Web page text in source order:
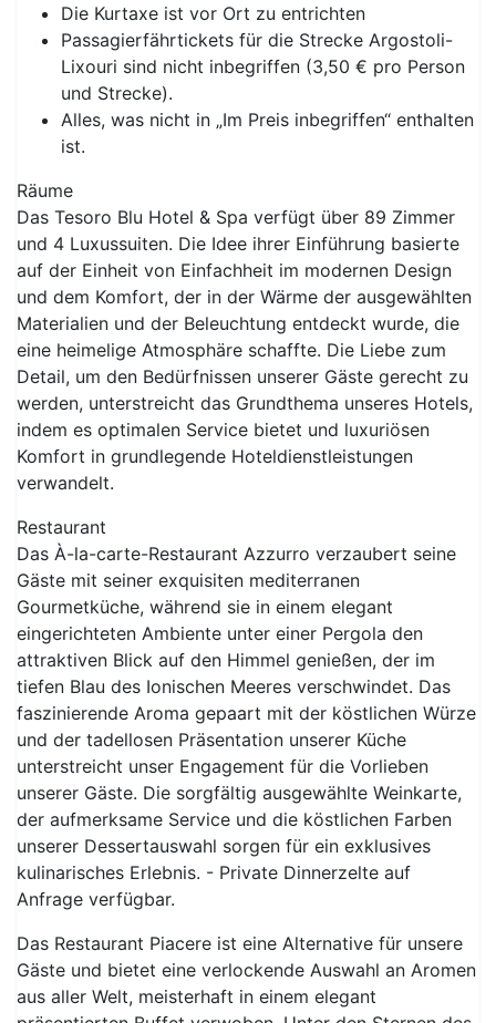
Die Kurtaxe ist vor Ort zu entrichten
Passagierfährtickets für die Strecke Argostoli-
Lixouri sind nicht inbegriffen (3,50 € pro Person
und Strecke).
Alles, was nicht in „Im Preis inbegriffen“ enthalten
ist.
Räume
Das Tesoro Blu Hotel & Spa verfügt über 89 Zimmer
und 4 Luxussuiten. Die Idee ihrer Einführung basierte
auf der Einheit von Einfachheit im modernen Design
und dem Komfort, der in der Wärme der ausgewählten
Materialien und der Beleuchtung entdeckt wurde, die
eine heimelige Atmosphäre schaffte. Die Liebe zum
Detail, um den Bedürfnissen unserer Gäste gerecht zu
werden, unterstreicht das Grundthema unseres Hotels,
indem es optimalen Service bietet und luxuriösen
Komfort in grundlegende Hoteldienstleistungen
verwandelt.
Restaurant
Das À-la-carte-Restaurant Azzurro verzaubert seine
Gäste mit seiner exquisiten mediterranen
Gourmetküche, während sie in einem elegant
eingerichteten Ambiente unter einer Pergola den
attraktiven Blick auf den Himmel genießen, der im
tiefen Blau des Ionischen Meeres verschwindet. Das
faszinierende Aroma gepaart mit der köstlichen Würze
und der tadellosen Präsentation unserer Küche
unterstreicht unser Engagement für die Vorlieben
unserer Gäste. Die sorgfältig ausgewählte Weinkarte,
der aufmerksame Service und die köstlichen Farben
unserer Dessertauswahl sorgen für ein exklusives
kulinarisches Erlebnis. - Private Dinnerzelte auf
Anfrage verfügbar.
Das Restaurant Piacere ist eine Alternative für unsere
Gäste und bietet eine verlockende Auswahl an Aromen
aus aller Welt, meisterhaft in einem elegant